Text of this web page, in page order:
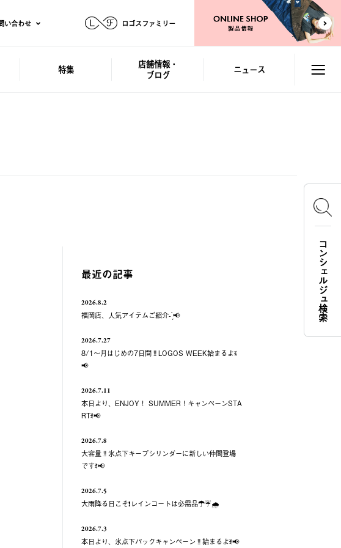
い合わせ ロゴスファミリー
特集
店舗情報・
ブログ
ニュース
最近の記事
2026.8.2
福岡店、人気アイテムご紹介- ̗̀📢
2026.7.27
8/1～月はじめの7日間‼️LOGOS WEEK始まるよꉂ
📢
2026.7.11
本日より、ENJOY！ SUMMER！キャンペーンSTA
RTꉂ📢
2026.7.8
大容量‼️氷点下キープシリンダーに新しい仲間登場
ですꉂ📢
2026.7.5
大雨降る日こそ❗️レインコートは必需品☂️☔️🌧
2026.7.3
本日より、氷点下パックキャンペーン‼️始まるよꉂ📢
コンシェルジュ検索